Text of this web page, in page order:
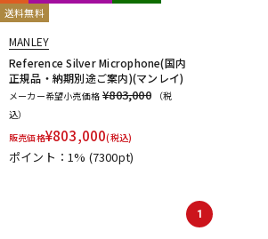
送料無料
MANLEY
Reference Silver Microphone(国内
正規品・納期別途ご案内)(マンレイ)
メーカー希望小売価格 ¥803,000
（税
込）
販売価格¥803,000(税込)
ポイント：1% (7300pt)
1